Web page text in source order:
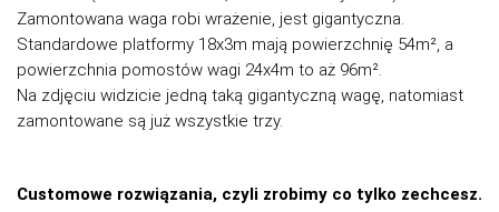
Zamontowana waga robi wrażenie, jest gigantyczna.
Standardowe platformy 18x3m mają powierzchnię 54m², a
powierzchnia pomostów wagi 24x4m to aż 96m².
Na zdjęciu widzicie jedną taką gigantyczną wagę, natomiast
zamontowane są już wszystkie trzy.
Customowe rozwiązania, czyli zrobimy co tylko zechcesz.